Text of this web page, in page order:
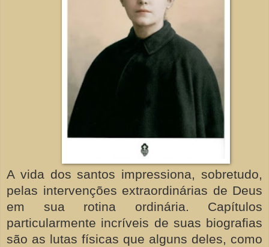
A vida dos santos impressiona, sobretudo,
pelas intervenções extraordinárias de Deus
em sua rotina ordinária. Capítulos
particularmente incríveis de suas biografias
são as lutas físicas que alguns deles, como